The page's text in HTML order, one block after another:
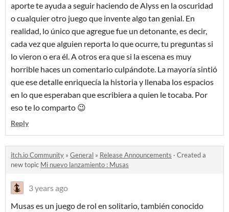
aporte te ayuda a seguir haciendo de Alyss en la oscuridad
o cualquier otro juego que invente algo tan genial. En
realidad, lo único que agregue fue un detonante, es decir,
cada vez que alguien reporta lo que ocurre, tu preguntas si
lo vieron o era él. A otros era que si la escena es muy
horrible haces un comentario culpándote. La mayoría sintió
que ese detalle enriquecía la historia y llenaba los espacios
en lo que esperaban que escribiera a quien le tocaba. Por
eso te lo comparto 😉
Reply
itch.io Community » General » Release Announcements · Created a
new topic Mi nuevo lanzamiento : Musas
3 years ago
Musas es un juego de rol en solitario, también conocido